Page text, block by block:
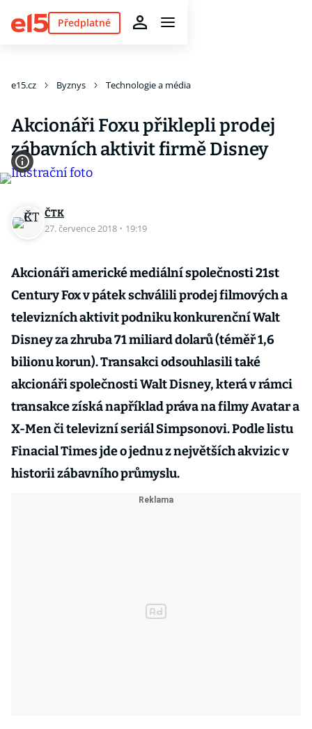
Předplatné
e15.cz Byznys Technologie a média
Akcionáři Foxu přiklepli prodej
zábavních aktivit firmě Disney
ČTK
27. července 2018 · 19:19
Akcionáři americké mediální společnosti 21st
Century Fox v pátek schválili prodej filmových a
televizních aktivit podniku konkurenční Walt
Disney za zhruba 71 miliard dolarů (téměř 1,6
bilionu korun). Transakci odsouhlasili také
akcionáři společnosti Walt Disney, která v rámci
transakce získá například práva na filmy Avatar a
X-Men či televizní seriál Simpsonovi. Podle listu
Finacial Times jde o jednu z největších akvizic v
historii zábavního průmyslu.